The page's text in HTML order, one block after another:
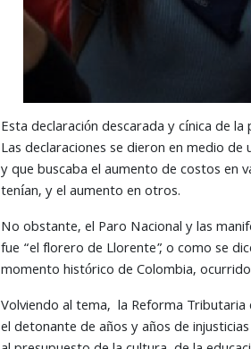
Esta declaración descarada y cínica de
Las declaraciones se dieron en medio
y que buscaba el aumento de costos en
tenían, y el aumento en otros.
No obstante, el Paro Nacional y las
fue “el florero de Llorente”, o como se
momento histórico de Colombia,
Volviendo al tema, la Reforma
el detonante de años y años de